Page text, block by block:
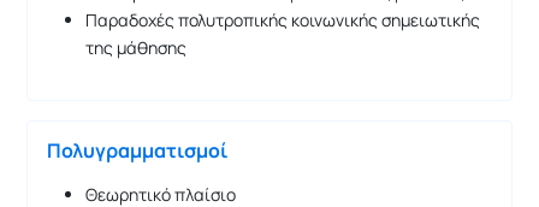
Παραδοχές πολυτροπικής κοινωνικής σημειωτικής
της μάθησης
Πολυγραμματισμοί
Θεωρητικό πλαίσιο